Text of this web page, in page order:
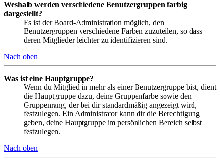
Weshalb werden verschiedene Benutzergruppen farbig
dargestellt?
Es ist der Board-Administration möglich, den
Benutzergruppen verschiedene Farben zuzuteilen, so dass
deren Mitglieder leichter zu identifizieren sind.
Nach oben
Was ist eine Hauptgruppe?
Wenn du Mitglied in mehr als einer Benutzergruppe bist, dient
die Hauptgruppe dazu, deine Gruppenfarbe sowie den
Gruppenrang, der bei dir standardmäßig angezeigt wird,
festzulegen. Ein Administrator kann dir die Berechtigung
geben, deine Hauptgruppe im persönlichen Bereich selbst
festzulegen.
Nach oben